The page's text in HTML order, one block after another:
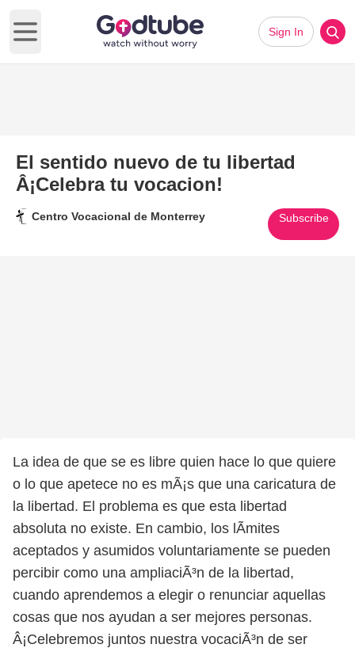
Open main menu
Sign In
El sentido nuevo de tu libertad
Â¡Celebra tu vocacion!
Centro Vocacional de Monterrey Subscribe
La idea de que se es libre quien hace lo que quiere
o lo que apetece no es mÃ¡s que una caricatura de
la libertad. El problema es que esta libertad
absoluta no existe. En cambio, los lÃ­mites
aceptados y asumidos voluntariamente se pueden
percibir como una ampliaciÃ³n de la libertad,
cuando aprendemos a elegir o renunciar aquellas
cosas que nos ayudan a ser mejores personas.
Â¡Celebremos juntos nuestra vocaciÃ³n de ser